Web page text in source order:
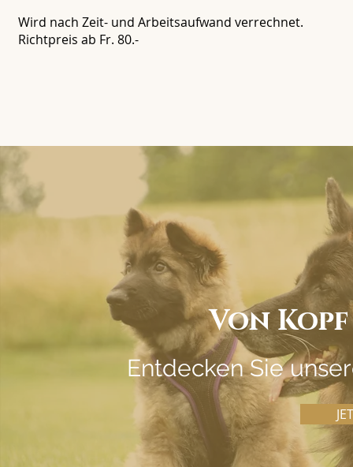
Wird nach Zeit- und Arbeitsaufwand verrechnet.
Richtpreis ab Fr. 80.-
Von
Entdecken Sie